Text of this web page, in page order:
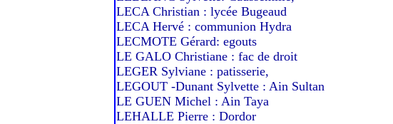
LECA Christian : lycée Bugeaud
LECA Hervé : communion Hydra
LECMOTE Gérard: egouts
LE GALO Christiane : fac de droit
LEGER Sylviane : patisserie,
LEGOUT -Dunant Sylvette : Ain Sultan
LE GUEN Michel : Ain Taya
LEHALLE Pierre : Dordor